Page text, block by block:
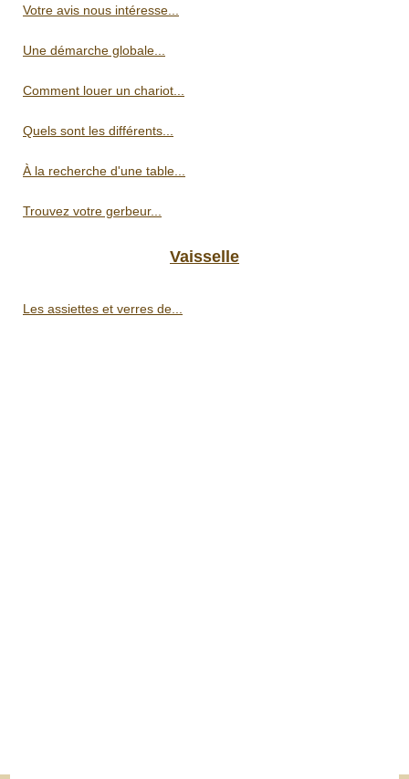
Votre avis nous intéresse...
Une démarche globale...
Comment louer un chariot...
Quels sont les différents...
À la recherche d'une table...
Trouvez votre gerbeur...
Vaisselle
Les assiettes et verres de...